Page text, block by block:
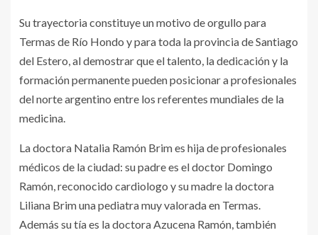
Su trayectoria constituye un motivo de orgullo para
Termas de Río Hondo y para toda la provincia de Santiago
del Estero, al demostrar que el talento, la dedicación y la
formación permanente pueden posicionar a profesionales
del norte argentino entre los referentes mundiales de la
medicina.
La doctora Natalia Ramón Brim es hija de profesionales
médicos de la ciudad: su padre es el doctor Domingo
Ramón, reconocido cardiologo y su madre la doctora
Liliana Brim una pediatra muy valorada en Termas.
Además su tía es la doctora Azucena Ramón, también